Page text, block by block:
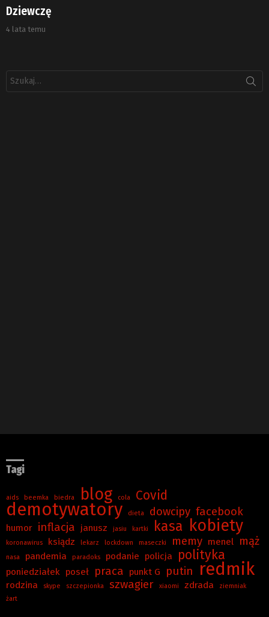
Dziewczę
4 lata temu
Tagi
aids beemka biedra blog cola Covid
demotywatory dieta dowcipy facebook
humor inflacja janusz jasiu kartki kasa kobiety
koronawirus ksiądz lekarz lockdown maseczki memy menel mąż
nasa pandemia paradoks podanie policja polityka
poniedziałek poseł praca punkt G putin redmik
rodzina skype szczepionka szwagier xiaomi zdrada
ziemniak
żart